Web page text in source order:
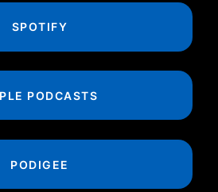
SPOTIFY
PODCASTS
PODIGEE